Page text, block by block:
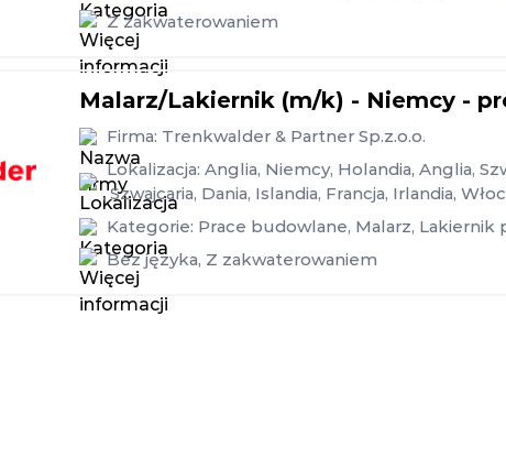
Z zakwaterowaniem
Malarz/Lakiernik (m/k) - Niemcy -
Firma: Trenkwalder & Partner Sp.z.o.o.
Lokalizacja: Anglia, Niemcy, Holandia, Anglia,
, Szwajcaria, Dania, Islandia, Francja, Irlandia,
Kategorie: Prace budowlane, Malarz, Lakiernik
Bez języka, Z zakwaterowaniem